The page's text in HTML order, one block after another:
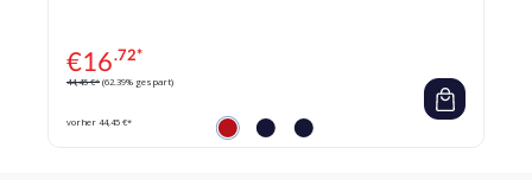
€16.72*
44,45 €* (62.39% gespart)
vorher 44,45 €*